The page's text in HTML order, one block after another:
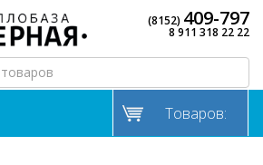
(8152) 409-797
8 911 318 22 22
Товаров: